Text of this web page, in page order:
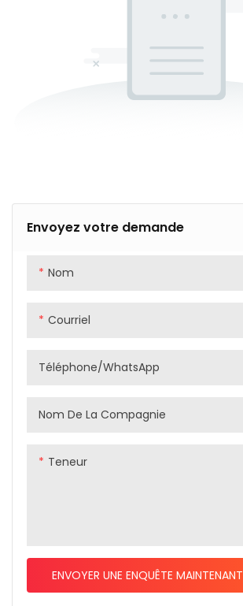
Envoyez votre demande
Nom
Courriel
Téléphone/WhatsApp
Nom De La Compagnie
Teneur
ENVOYER UNE ENQUÊTE MAINTENANT